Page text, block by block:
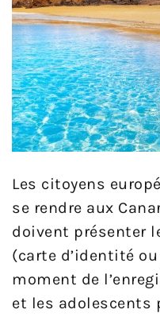
Les citoyens
se rendre aux
doivent présenter
(carte d’identité
moment de
et les adolescents